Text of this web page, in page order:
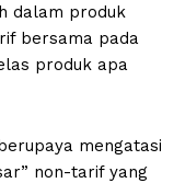
dalam produk
bersama pada
produk apa
mengatasi
non-tarif yang